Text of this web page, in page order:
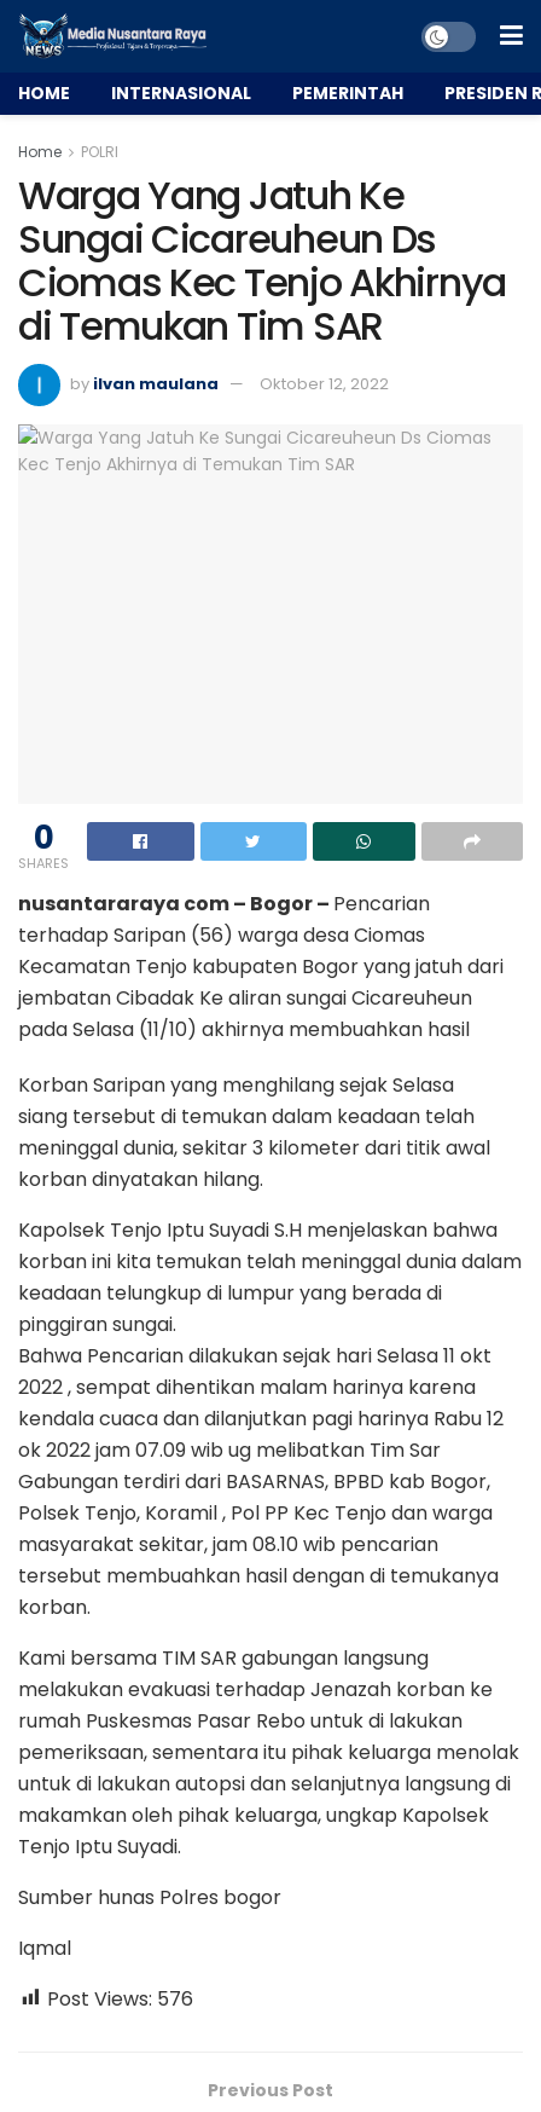
HOME INTERNASIONAL PEMERINTAH PRESIDEN
Home POLRI
Warga Yang Jatuh Ke
Sungai Cicareuheun Ds
Ciomas Kec Tenjo Akhirnya
di Temukan Tim SAR
by ilvan maulana Oktober 12, 2022
0
SHARES
nusantararaya com – Bogor – Pencarian
terhadap Saripan (56) warga desa Ciomas
Kecamatan Tenjo kabupaten Bogor yang jatuh dari
jembatan Cibadak Ke aliran sungai Cicareuheun
pada Selasa (11/10) akhirnya membuahkan hasil
Korban Saripan yang menghilang sejak Selasa
siang tersebut di temukan dalam keadaan telah
meninggal dunia, sekitar 3 kilometer dari titik awal
korban dinyatakan hilang.
Kapolsek Tenjo Iptu Suyadi S.H menjelaskan bahwa
korban ini kita temukan telah meninggal dunia dalam
keadaan telungkup di lumpur yang berada di
pinggiran sungai.
Bahwa Pencarian dilakukan sejak hari Selasa 11 okt
2022 , sempat dihentikan malam harinya karena
kendala cuaca dan dilanjutkan pagi harinya Rabu 12
ok 2022 jam 07.09 wib ug melibatkan Tim Sar
Gabungan terdiri dari BASARNAS, BPBD kab Bogor,
Polsek Tenjo, Koramil , Pol PP Kec Tenjo dan warga
masyarakat sekitar, jam 08.10 wib pencarian
tersebut membuahkan hasil dengan di temukanya
korban.
Kami bersama TIM SAR gabungan langsung
melakukan evakuasi terhadap Jenazah korban ke
rumah Puskesmas Pasar Rebo untuk di lakukan
pemeriksaan, sementara itu pihak keluarga menolak
untuk di lakukan autopsi dan selanjutnya langsung di
makamkan oleh pihak keluarga, ungkap Kapolsek
Tenjo Iptu Suyadi.
Sumber hunas Polres bogor
Iqmal
Post Views: 576
Previous Post